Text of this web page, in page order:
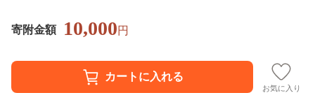
寄附金額 10,000円
お気に入り